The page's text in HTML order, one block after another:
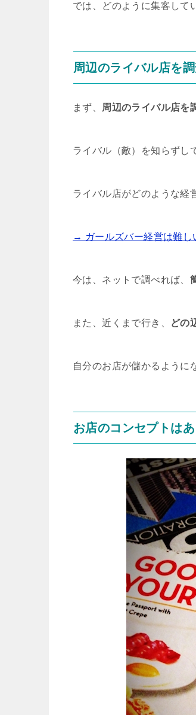
では、どのように集客して
周辺のライバル店を
まず、 周辺のライバル店を
ライバル（敵）を知らずし
ライバル店がどのような経
→ ガールズバー経営は難し
今は、ネットで調べれば、
また、近くまで行き、 どの
自分のお店が儲かるように
お店のコンセプトは